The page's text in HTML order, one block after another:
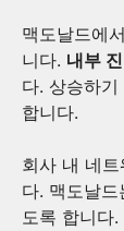
맥도날드에
니다. 내부
다. 상승하기
합니다.
회사 내 네
다. 맥도날
도록 합니다